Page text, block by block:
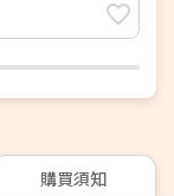
購買須知